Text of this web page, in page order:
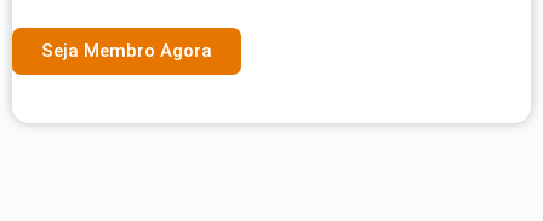
Seja Membro Agora